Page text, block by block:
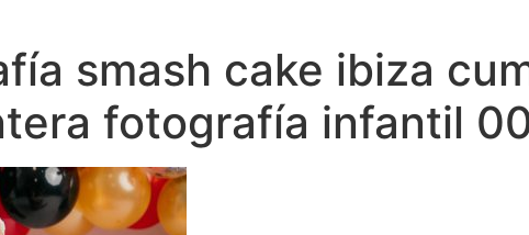
smash cake ibiza
fotografía infantil